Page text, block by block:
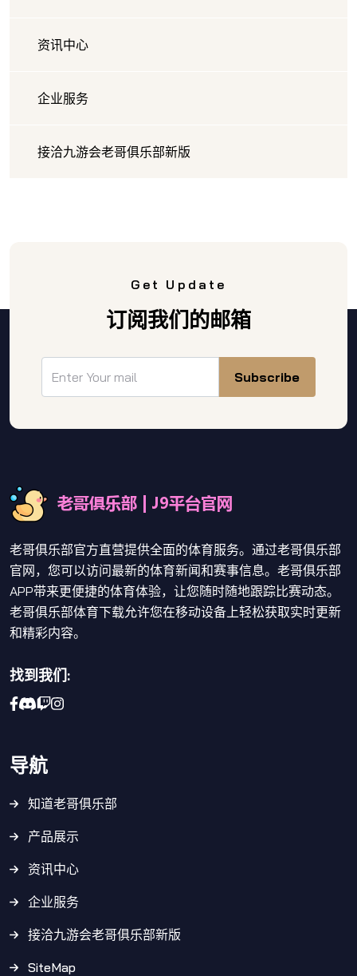
资讯中心
企业服务
接洽九游会老哥俱乐部新版
Get Update
订阅我们的邮箱
Subscribe
老哥俱乐部官方直营提供全面的体育服务。通过老哥俱乐部
官网，您可以访问最新的体育新闻和赛事信息。老哥俱乐部
APP带来更便捷的体育体验，让您随时随地跟踪比赛动态。
老哥俱乐部体育下载允许您在移动设备上轻松获取实时更新
和精彩内容。
找到我们:
导航
知道老哥俱乐部
产品展示
资讯中心
企业服务
接洽九游会老哥俱乐部新版
SiteMap